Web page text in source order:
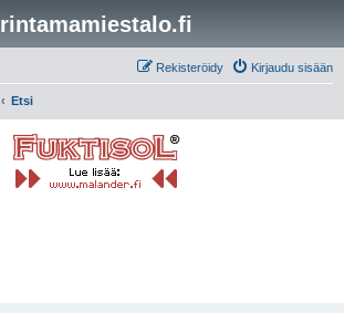
rintamamiestalo.fi
Kirjaudu sisään
Rekisteröidy
Etsi